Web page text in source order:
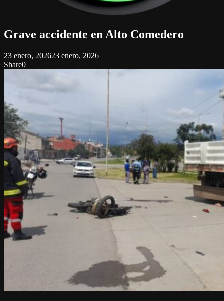
Grave accidente en Alto Comedero
23 enero, 202623 enero, 2026
Share0